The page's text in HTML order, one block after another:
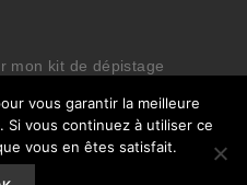
mon kit de dépistage
COMMENTS
vous garantir la meilleure
vous continuez à utiliser ce
vous en êtes satisfait.